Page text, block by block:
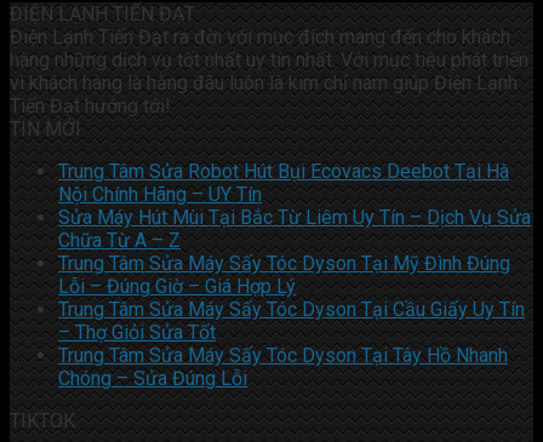
ĐIỆN LẠNH TIẾN ĐẠT
Điện Lạnh Tiến Đạt ra đời với mục đích mang đến cho khách
hàng những dịch vụ tốt nhất uy tín nhất. Với mục tiêu phát triển
vì khách hàng là hằng đâu luôn là kim chỉ nam giúp Điện Lạnh
Tiến Đạt hướng tới!
TIN MỚI
Trung Tâm Sửa Robot Hút Bụi Ecovacs Deebot Tại Hà
Nội Chính Hãng – UY Tín
Sửa Máy Hút Mùi Tại Bắc Từ Liêm Uy Tín – Dịch Vụ Sửa
Chữa Từ A – Z
Trung Tâm Sửa Máy Sấy Tóc Dyson Tại Mỹ Đình Đúng
Lỗi – Đúng Giờ – Giá Hợp Lý
Trung Tâm Sửa Máy Sấy Tóc Dyson Tại Cầu Giấy Uy Tín
– Thợ Giỏi Sửa Tốt
Trung Tâm Sửa Máy Sấy Tóc Dyson Tại Tây Hồ Nhanh
Chóng – Sửa Đúng Lỗi
TIKTOK